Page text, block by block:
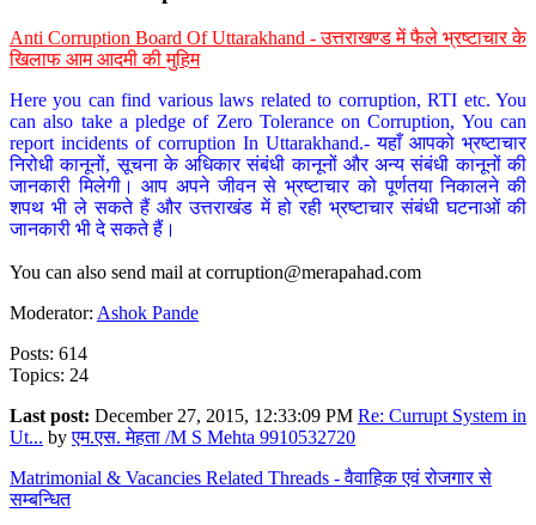
Anti Corruption Board Of Uttarakhand - उत्तराखण्ड में फैले भ्रष्टाचार के
खिलाफ आम आदमी की मुहिम
Here you can find various laws related to corruption, RTI etc. You
can also take a pledge of Zero Tolerance on Corruption, You can
report incidents of corruption In Uttarakhand.- यहाँ आपको भ्रष्टाचार
निरोधी कानूनों, सूचना के अधिकार संबंधी कानूनों और अन्य संबंधी कानूनों की
जानकारी मिलेगी। आप अपने जीवन से भ्रष्टाचार को पूर्णतया निकालने की
शपथ भी ले सकते हैं और उत्तराखंड में हो रही भ्रष्टाचार संबंधी घटनाओं की
जानकारी भी दे सकते हैं।
You can also send mail at corruption@merapahad.com
Moderator: Ashok Pande
Posts: 614
Topics: 24
Last post: December 27, 2015, 12:33:09 PM Re: Currupt System in
Ut... byएम.एस. मेहता /M S Mehta 9910532720
Matrimonial & Vacancies Related Threads - वैवाहिक एवं रोजगार से
सम्बन्धित